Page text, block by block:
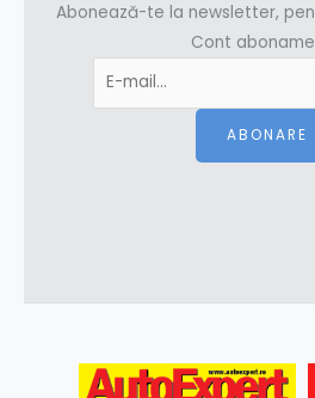
Abonează-te la newsletter,
Cont
ABONARE